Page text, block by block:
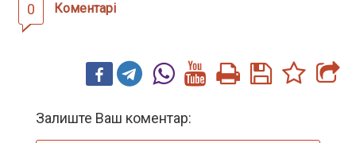
0 Коментарі
Залиште Ваш коментар: